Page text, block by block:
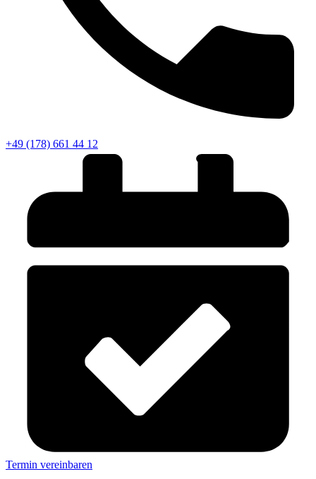
+49 (178) 661 44 12
Termin vereinbaren